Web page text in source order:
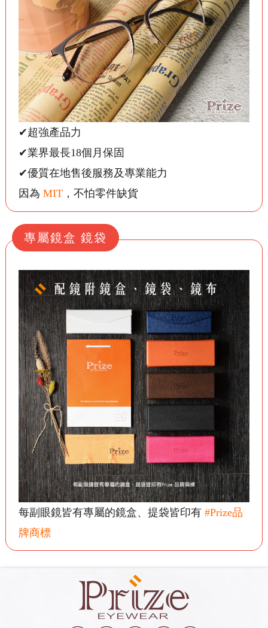
✔超強產品力
✔業界最長18個月保固
✔優質在地售後服務及專業能力
因為 MIT，不怕零件缺貨
專屬鏡盒 鏡袋
每副眼鏡皆有專屬的鏡盒、提袋皆印有 #Prize品
牌商標